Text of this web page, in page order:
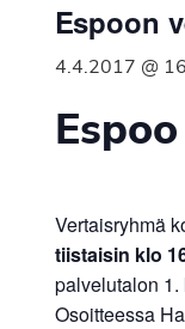
Suomen
jäsenjärjestö.
Espoon
4.4.2017 @
Espoo
Vertaisryhmä
tiistaisin klo
palvelutalon
Osoitteessa